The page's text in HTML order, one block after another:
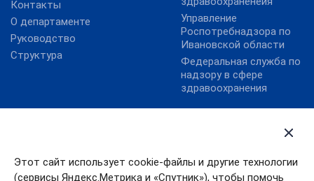
Этот сайт использует cookie-файлы и другие технологии
(сервисы Яндекс.Метрика и «Спутник»), чтобы помочь
Контакты
О департаменте
Руководство
Структура
Управление
Роспотребнадзора по
Ивановской области
Федеральная служба по
надзору в сфере
здравоохранения
калькулятор
Правительство